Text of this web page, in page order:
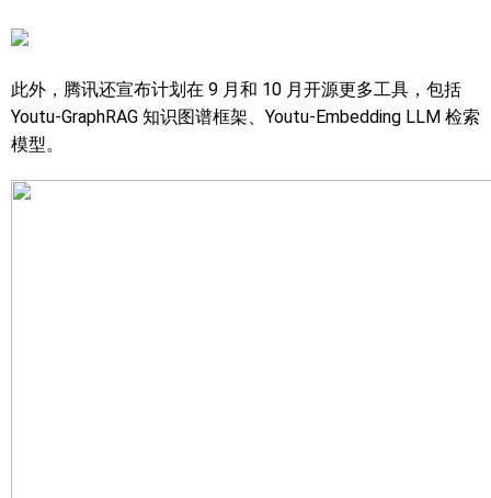
此外，腾讯还宣布计划在 9 月和 10 月开源更多工具，包括
Youtu-GraphRAG 知识图谱框架、Youtu-Embedding LLM 检索
模型。